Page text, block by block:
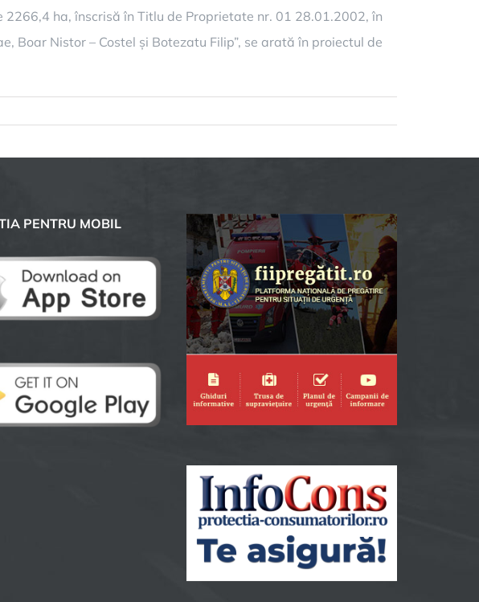
ha, înscrisă în Titlu de Proprietate nr. 01 28.01.2002, în
Boar Nistor – Costel și Botezatu Filip”, se arată în proiectul de
PENTRU MOBIL